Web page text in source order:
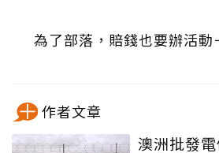
為了部落，賠錢也要辦活動
作者文章
澳洲批發